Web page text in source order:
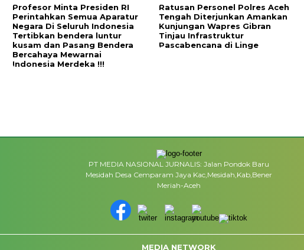
Profesor Minta Presiden RI
Perintahkan Semua Aparatur
Negara Di Seluruh Indonesia
Tertibkan bendera luntur
kusam dan Pasang Bendera
Bercahaya Mewarnai
Indonesia Merdeka !!!
Ratusan Personel Polres Aceh
Tengah Diterjunkan Amankan
Kunjungan Wapres Gibran
Tinjau Infrastruktur
Pascabencana di Linge
PT MEDIA NASIONAL JURNALIS: Jalan Pondok Baru
Mesidah Desa Cemparam Jaya Kac,Mesidah,Kab,Bener
Meriah-Aceh
MEDIA NETWORK